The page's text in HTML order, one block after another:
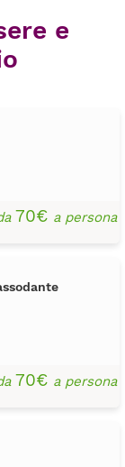
e
70€ a persona
70€ a persona